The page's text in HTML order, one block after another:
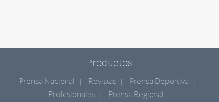
Productos
Prensa Nacional Revistas
Prensa Deportiva
Profesionales
Prensa Regional